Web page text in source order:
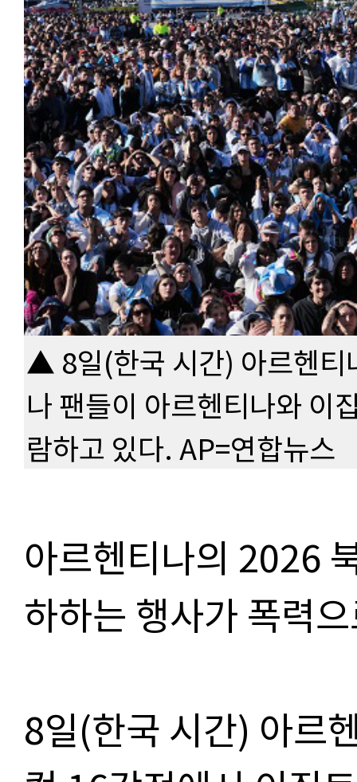
▲ 8일(한국 시간) 아르헨티
나 팬들이 아르헨티나와 이
람하고 있다. AP=연합뉴스
아르헨티나의 2026
하하는 행사가 폭력
8일(한국 시간) 아르